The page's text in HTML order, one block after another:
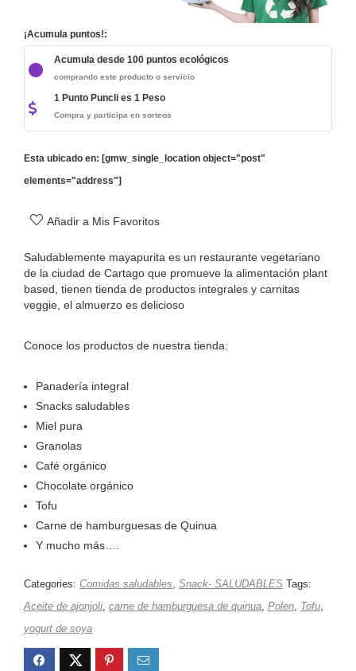
¡Acumula puntos!:
Acumula desde 100 puntos ecológicos
comprando este producto o servicio
1 Punto Puncli es 1 Peso
Compra y participa en sorteos
Esta ubicado en: [gmw_single_location object="post"
elements="address"]
Añadir a Mis Favoritos
Saludablemente mayapurita es un restaurante vegetariano
de la ciudad de Cartago que promueve la alimentación plant
based, tienen tienda de productos integrales y carnitas
veggie, el almuerzo es delicioso
Conoce los productos de nuestra tienda:
Panadería integral
Snacks saludables
Miel pura
Granolas
Café orgánico
Chocolate orgánico
Tofu
Carne de hamburguesas de Quinua
Y mucho más….
Categories: Comidas saludables Snack- SALUDABLES Tags:
Aceite de ajonjoli carne de hamburguesa de quinua Polen Tofu
yogurt de soya